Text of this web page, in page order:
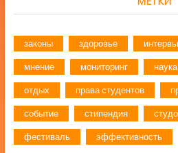
законы здоровье
мнение мониторинг наука
отдых права студентов
событие стипендия
фестиваль эффективность